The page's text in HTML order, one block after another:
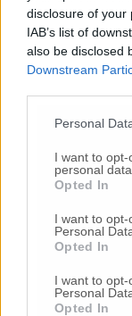
disclosure of your
IAB’s list of
also be disclosed
Downstream
Personal
I want to
personal data.
Opted In
I want to
Personal
Opted In
I want to
Personal
Opted In
Nessun
Commenta
24 Lug-Bimbi
orrore
-Luigia
prima la lite,